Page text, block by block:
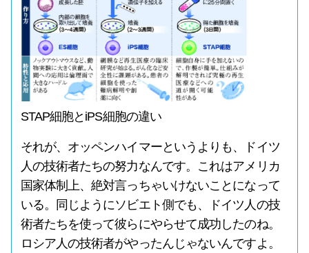
STAP細胞とiPS細胞の違い
それが、オッペンハイマーというよりも、ドイツ
人の技術者たちの努力なんです。これはアメリカ
国家体制上、絶対言っちゃいけないことになって
いる。同じようにソビエト側でも、ドイツ人の技
術者たちを使って彼らにやらせて成功したのね。
ロシア人の技術者がやったんじゃないんですよ。